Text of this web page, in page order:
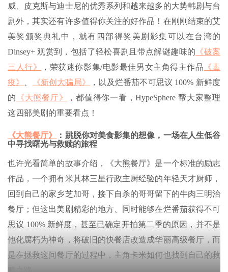
威、皮克斯与迪士尼的优秀系列和越来越多的大势韩剧与台
剧外，其实还有许多值得你关注的好作品！在刚刚结束的艾
美奖颁奖典礼中，就有四部得奖美剧影集可以在台湾的
Dinsey+ 观赏到，包括了轻松喜剧且带点解谜趣味的 《破案
三人行》
，荣获迷你影集/电影最佳男女主角得主作品 《毒
疫》
《新创大骗局》
，以及烂番茄不可思议 100% 新鲜度
的
《大熊餐厅》
，都值得你一看，HypeSphere 帮大家整理
这四部美剧的重要看点！
《大熊餐厅》
：跳脱你对美食影集的想像，一场在人生低谷
中寻找曙光与救赎的旅程
也许光看简单的故事介绍，《大熊餐厅》是一个标准的励志
作品，一个拥有米其林三星行政主厨经验的年轻天才厨师，
回到自己的家乡芝加哥，接下自杀的哥哥留下的牛肉三明治
餐厅；但这出美剧精彩的地方、同时能够在烂番茄获得不可
思议 100% 新鲜度，甚至已确定开拍第二季的原因，并不是
他化腐朽为神奇，将破旧的快餐店改造成华丽高级餐厅，而
是在拯救这间餐厅的过程中，主角卡米如何也找到自己的救